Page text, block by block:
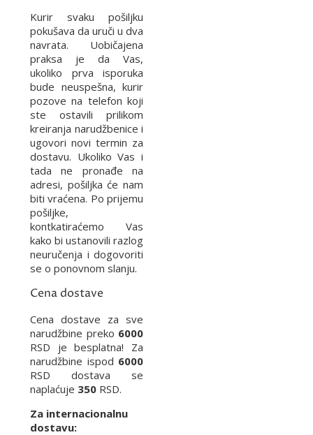
Kurir svaku pošiljku
pokušava da uruči u dva
navrata. Uobičajena
praksa je da Vas,
ukoliko prva isporuka
bude neuspešna, kurir
pozove na telefon koji
ste ostavili prilikom
kreiranja narudžbenice i
ugovori novi termin za
dostavu. Ukoliko Vas i
tada ne pronađe na
adresi, pošiljka će nam
biti vraćena. Po prijemu
pošiljke,
kontkatiraćemo Vas
kako bi ustanovili razlog
neuručenja i dogovoriti
se o ponovnom slanju.
Cena dostave
Cena dostave za sve
narudžbine preko 6000
RSD je besplatna! Za
narudžbine ispod 6000
RSD dostava se
naplaćuje 350 RSD.
Za internacionalnu
dostavu: